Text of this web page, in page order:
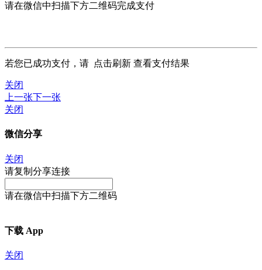
请在微信中扫描下方二维码完成支付
若您已成功支付，请 点击刷新 查看支付结果
关闭
上一张下一张
关闭
微信分享
关闭
请复制分享连接
请在微信中扫描下方二维码
下载 App
关闭